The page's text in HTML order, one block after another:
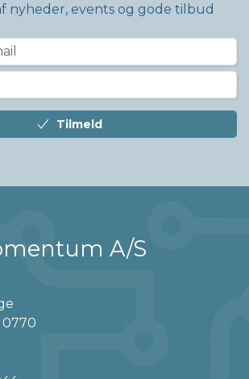
nyheder, events og gode tilbud
Tilmeld
A/S
0770